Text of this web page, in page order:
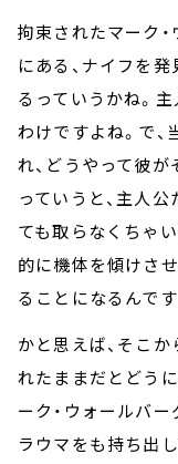
拘束されたマーク
にある、ナイフを
るっていうかね。
わけですよね。で、
れ、どうやって彼
っていうと、主人
ても取らなくちゃ
的に機体を傾けさ
ることになるんです
かと思えば、そこか
れたままだとどう
ーク・ウォールバ
ラウマをも持ち出